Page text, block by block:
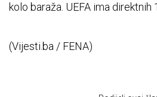
kolo baraža. UEFA ima direktnih
(Vijesti.ba / FENA)